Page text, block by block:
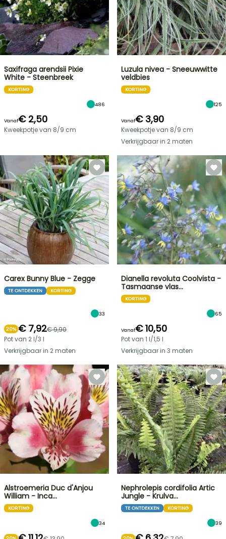
Saxifraga arendsii Pixie
White - Steenbreek
KORTING
486
Vanaf€ 2,50
Kweekpotje van 8/9 cm
Luzula nivea - Sneeuwwitte
veldbies
KORTING
125
Vanaf€ 3,90
Kweekpotje van 8/9 cm
Verkrijgbaar in 2 maten
Carex Bunny Blue - Zegge
TE ONTDEKKEN KORTING
33
20% € 7,92€ 9,90
Pot van 2 l/3 l
Verkrijgbaar in 2 maten
Dianella revoluta Coolvista -
Tasmaanse vlas…
KORTING
65
Vanaf€ 10,50
Pot van 1 l/1,5 l
Verkrijgbaar in 3 maten
Alstroemeria Duc d'Anjou
William - Inca…
KORTING
34
Nephrolepis cordifolia Artic
Jungle - Krulva…
TE ONTDEKKEN KORTING
39